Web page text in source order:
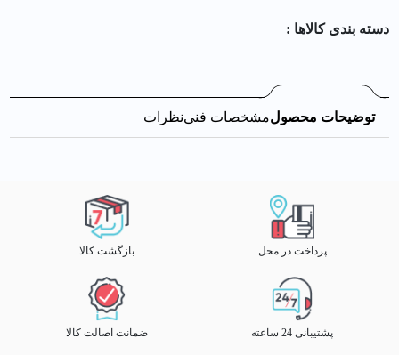
دسته بندی کالا‌ها :
توضیحات محصولمشخصات فنینظرات
پرداخت در محل بازگشت کالا
پشتیبانی 24 ساعته ضمانت اصالت کالا